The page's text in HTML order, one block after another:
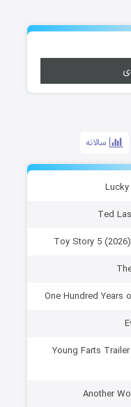
سالانه
دانلود مستند قطعات تریلر یانگ فارتز Young Farts Trailer